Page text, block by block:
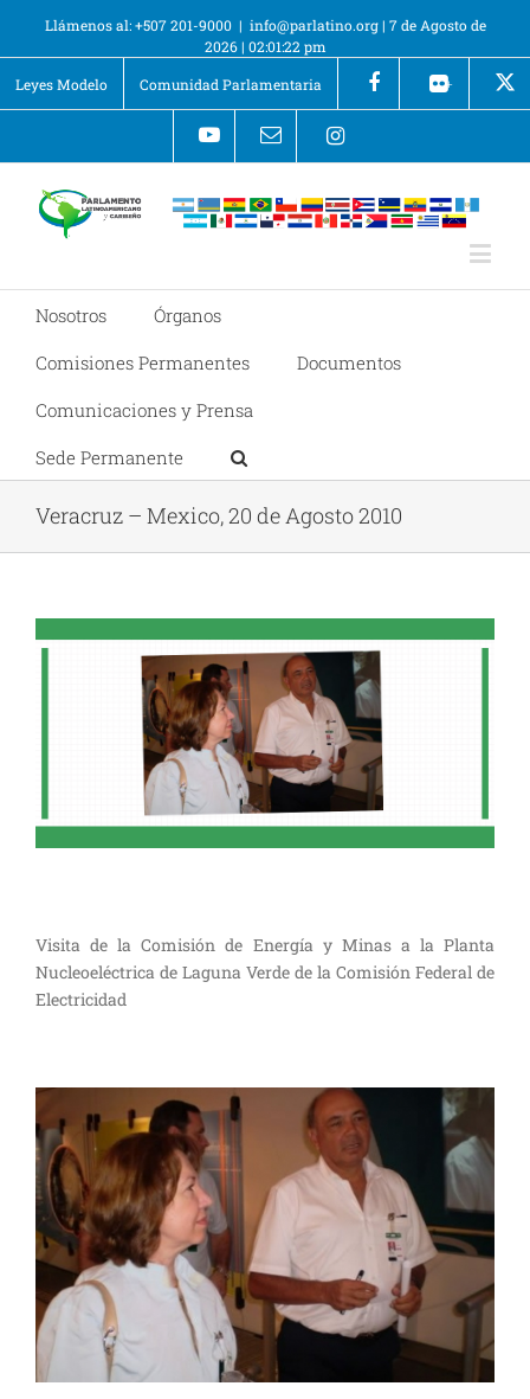
Llámenos al: +507 201-9000 | info@parlatino.org| 7 de Agosto de
2026 | 02:01:22 pm
Leyes Modelo
Comunidad Parlamentaria +
Nosotros
Órganos
Comisiones Permanentes
Documentos
Comunicaciones y Prensa
Sede Permanente
Veracruz – Mexico, 20 de Agosto 2010
Visita de la Comisión de Energía y Minas a la Planta
Nucleoeléctrica de Laguna Verde de la Comisión Federal de
Electricidad